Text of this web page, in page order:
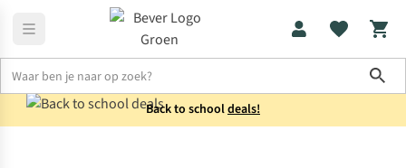
Back to schooldeals!